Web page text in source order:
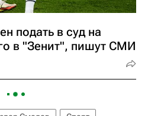
подать в суд на
в "Зенит", пишут СМИ